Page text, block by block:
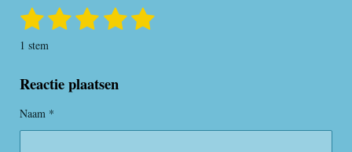
R
t
n
:
1
s
e
r
2
s
e
r
3
e
4
e
5
S
1 stem
Reactie plaatsen
Naam *